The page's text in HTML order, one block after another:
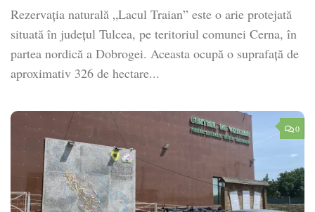
Rezervaţia naturală „Lacul Traian” este o arie protejată
situată în judeţul Tulcea, pe teritoriul comunei Cerna, în
partea nordică a Dobrogei. Aceasta ocupă o suprafaţă de
aproximativ 326 de hectare...
0